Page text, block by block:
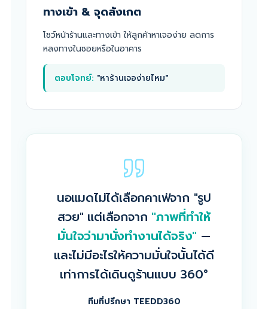
ทางเข้า & จุดสังเกต
โชว์หน้าร้านและทางเข้า ให้ลูกค้าหาเจอง่าย ลดการ
หลงทางในซอยหรือในอาคาร
ตอบโจทย์: "หาร้านเจอง่ายไหม"
นอแมดไม่ได้เลือกคาเฟ่จาก "รูป
สวย" แต่เลือกจาก "ภาพที่ทำให้
มั่นใจว่ามานั่งทำงานได้จริง" —
และไม่มีอะไรให้ความมั่นใจนั้นได้ดี
เท่าการได้เดินดูร้านแบบ 360°
ทีมที่ปรึกษา TEEDD360